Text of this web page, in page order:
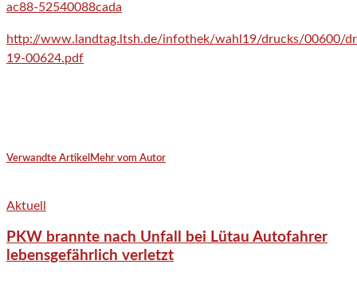
ac88-52540088cada
http://www.landtag.ltsh.de/infothek/wahl19/drucks/00600/
19-00624.pdf
Verwandte Artikel Mehr vom Autor
Aktuell
PKW brannte nach Unfall bei Lütau Autofahrer
lebensgefährlich verletzt